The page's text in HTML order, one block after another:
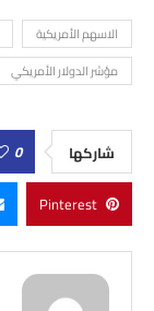
الاسهم الأمريكية
مؤشر الدولار الأمريكي
شاركها 0
Pinterest